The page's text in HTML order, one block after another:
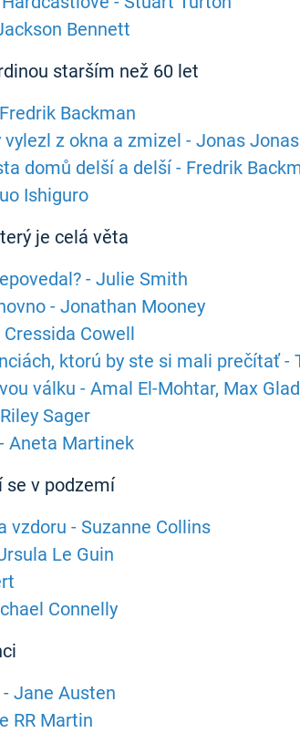
Bennett
starším než 60 let
Backman
z okna a zmizel - Jonas
domů delší a delší - Fredrik
Ishiguro
je celá věta
- Julie Smith
- Jonathan Mooney
Cowell
ktorú by ste si mali prečítať -
válku - Amal El-Mohtar, Max
Sager
Aneta Martinek
se v podzemí
vzdoru - Suzanne Collins
Le Guin
Connelly
Jane Austen
RR Martin